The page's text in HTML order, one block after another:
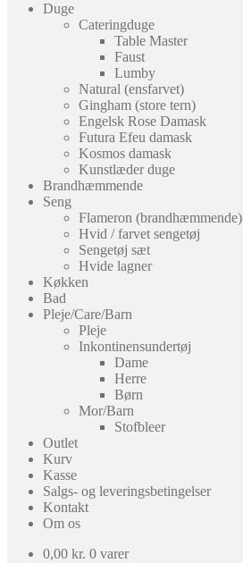
Duge
Cateringduge
Table Master
Faust
Lumby
Natural (ensfarvet)
Gingham (store tern)
Engelsk Rose Damask
Futura Efeu damask
Kosmos damask
Kunstlæder duge
Brandhæmmende
Seng
Flameron (brandhæmmende)
Hvid / farvet sengetøj
Sengetøj sæt
Hvide lagner
Køkken
Bad
Pleje/Care/Barn
Pleje
Inkontinensundertøj
Dame
Herre
Børn
Mor/Barn
Stofbleer
Outlet
Kurv
Kasse
Salgs- og leveringsbetingelser
Kontakt
Om os
0,00 kr. 0 varer